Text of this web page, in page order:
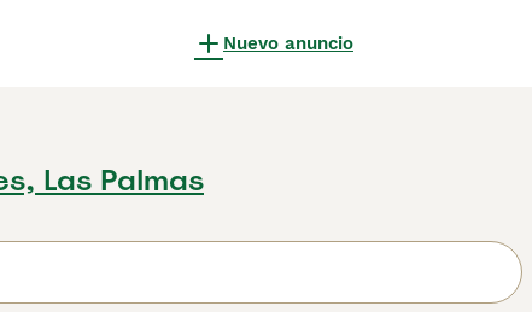
Nuevo anuncio
Las Palmas